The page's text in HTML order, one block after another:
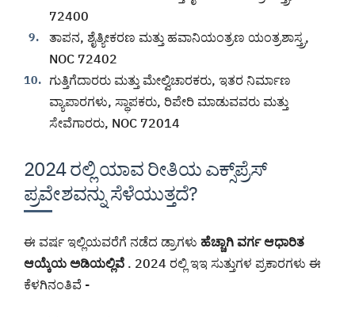
72400
ತಾಪನ, ಶೈತ್ಯೀಕರಣ ಮತ್ತು ಹವಾನಿಯಂತ್ರಣ ಯಂತ್ರಶಾಸ್ತ್ರ,
NOC 72402
ಗುತ್ತಿಗೆದಾರರು ಮತ್ತು ಮೇಲ್ವಿಚಾರಕರು, ಇತರ ನಿರ್ಮಾಣ
ವ್ಯಾಪಾರಗಳು, ಸ್ಥಾಪಕರು, ರಿಪೇರಿ ಮಾಡುವವರು ಮತ್ತು
ಸೇವೆಗಾರರು, NOC 72014
2024 ರಲ್ಲಿ ಯಾವ ರೀತಿಯ ಎಕ್ಸ್‌ಪ್ರೆಸ್
ಪ್ರವೇಶವನ್ನು ಸೆಳೆಯುತ್ತದೆ?
ಈ ವರ್ಷ ಇಲ್ಲಿಯವರೆಗೆ ನಡೆದ ಡ್ರಾಗಳು ಹೆಚ್ಚಾಗಿ ವರ್ಗ ಆಧಾರಿತ
ಆಯ್ಕೆಯ ಅಡಿಯಲ್ಲಿವೆ . 2024 ರಲ್ಲಿ ಇಇ ಸುತ್ತುಗಳ ಪ್ರಕಾರಗಳು ಈ
ಕೆಳಗಿನಂತಿವೆ -